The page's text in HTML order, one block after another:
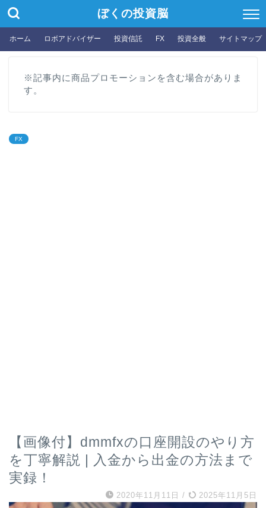
ぼくの投資脳
ホーム ロボアドバイザー 投資信託 FX 投資全般 サイトマップ
※記事内に商品プロモーションを含む場合がありま
す。
FX
【画像付】dmmfxの口座開設のやり方
を丁寧解説 | 入金から出金の方法まで
実録！
2020年11月11日 / 2025年11月5日